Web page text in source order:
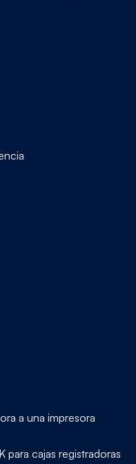
a una impresora
para cajas registradoras